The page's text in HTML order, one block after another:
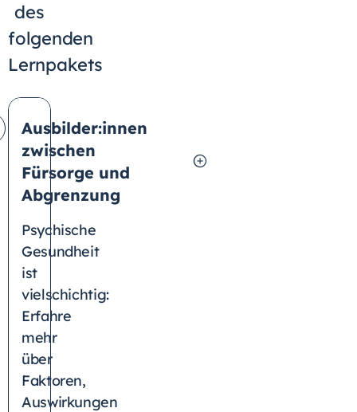
des
folgenden
Lernpakets
Ausbilder:innen
zwischen
Fürsorge und
Abgrenzung
Psychische
Gesundheit
ist
vielschichtig:
Erfahre
mehr
über
Faktoren,
Auswirkungen